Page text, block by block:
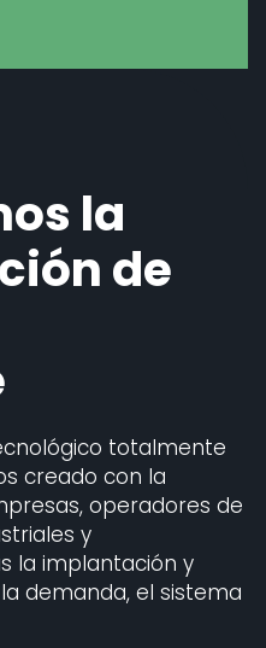
la
de
totalmente
creado con la
operadores de
y
la implantación y
demanda, el sistema